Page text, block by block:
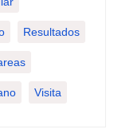
Resultados
Visita